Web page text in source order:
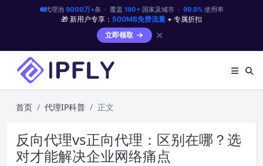
代理池 9000万+条 · 覆盖 190+国家及城市 · 99.9%使用率
🎁 新用户专享： 500MB免费流量 + 专属折扣
立即领取
✕
首页 代理IP科普 正文
反向代理vs正向代理：区别在哪？选
对才能解决企业网络痛点